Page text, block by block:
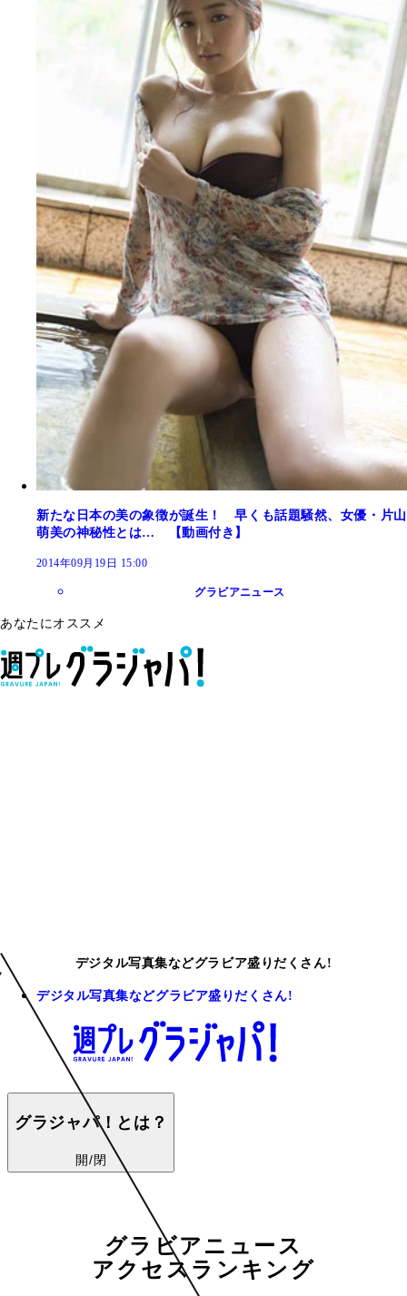
新たな日本の美の象徴が誕生！ 早くも話題騒然、女優・片山
萌美の神秘性とは… 【動画付き】
2014年09月19日 15:00
グラビアニュース
あなたにオススメ
デジタル写真集などグラビア盛りだくさん!
デジタル写真集などグラビア盛りだくさん!
グラジャパ！とは？
開/閉
グラビアニュース
アクセスランキング